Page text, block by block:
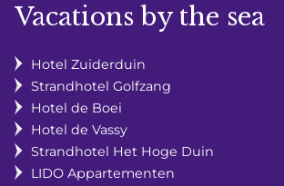
Vacations by the sea
Hotel Zuiderduin
Strandhotel Golfzang
Hotel de Boei
Hotel de Vassy
Strandhotel Het Hoge Duin
LIDO Appartementen